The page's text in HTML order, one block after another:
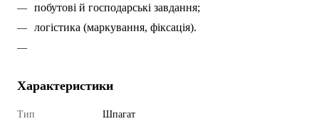
побутові й господарські завдання;
логістика (маркування, фіксація).
Характеристики
Тип
Шпагат